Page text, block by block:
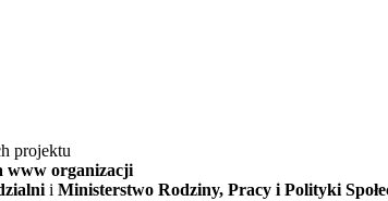
projektu
www organizacji
i Ministerstwo Rodziny, Pracy i Polityki